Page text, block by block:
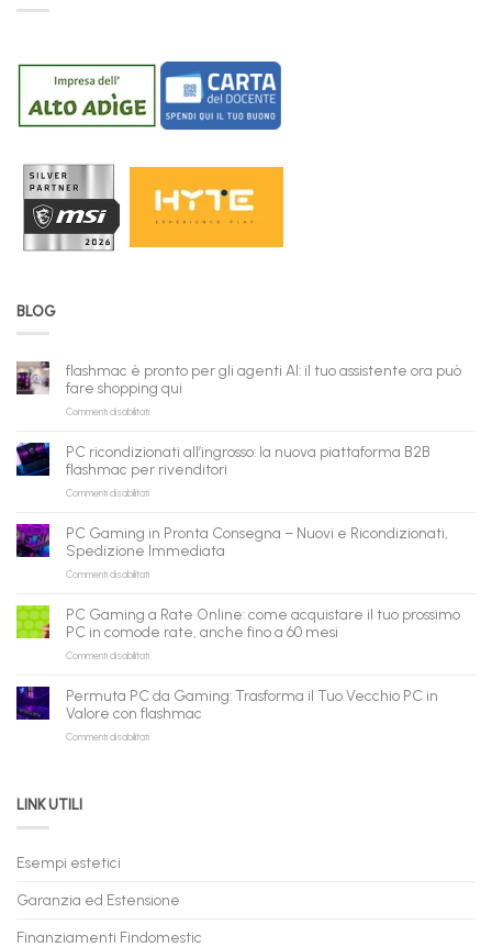
BLOG
flashmac è pronto per gli agenti AI: il tuo assistente ora può
fare shopping qui
Commenti disabilitatisu
pronto
per
gli
il
tuo
assistente
può
fare
shopping
qui
PC ricondizionati all’ingrosso: la nuova piattaforma B2B
flashmac per rivenditori
Commenti disabilitatisu
all’ingrosso:
la
nuova
B2B
flashmac
per
rivenditori
PC Gaming in Pronta Consegna – Nuovi e Ricondizionati,
Spedizione Immediata
Commenti disabilitatisu
in
Pronta
Consegna
Nuovi
Ricondizionati,
Spedizione
PC Gaming a Rate Online: come acquistare il tuo prossimo
PC in comode rate, anche fino a 60 mesi
Commenti disabilitatisu
a
Rate
Online:
anche
a
Permuta PC da Gaming: Trasforma il Tuo Vecchio PC in
Valore con flashmac
Commenti disabilitatisu
in
con
LINK UTILI
Esempi estetici
Garanzia ed Estensione
Finanziamenti Findomestic